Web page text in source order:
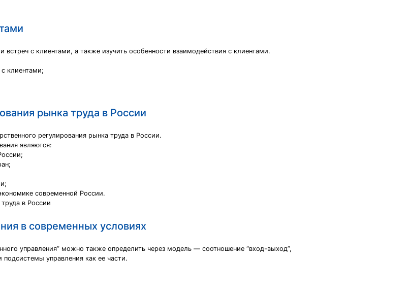
с клиентами, а также изучить особенности взаимодействия с клиентами.
клиентами;
рынка труда в России
регулирования рынка труда в России.
являются:
современной России.
в России
в современных условиях
управления” можно также определить через модель — соотношение “вход-выход”,
управления как ее части.